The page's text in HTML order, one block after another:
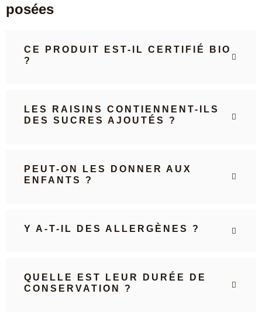
posées
CE PRODUIT EST-IL CERTIFIÉ BIO
?
LES RAISINS CONTIENNENT-ILS
DES SUCRES AJOUTÉS ?
PEUT-ON LES DONNER AUX
ENFANTS ?
Y A-T-IL DES ALLERGÈNES ?
QUELLE EST LEUR DURÉE DE
CONSERVATION ?